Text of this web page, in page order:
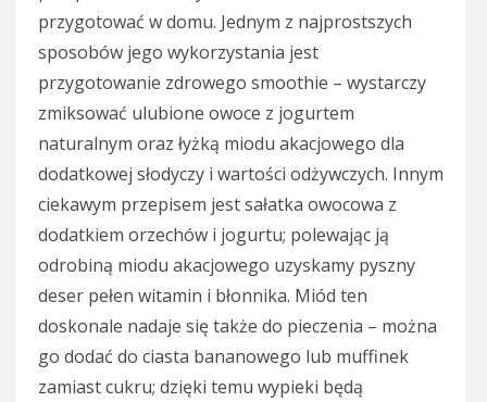
przygotować w domu. Jednym z najprostszych
sposobów jego wykorzystania jest
przygotowanie zdrowego smoothie – wystarczy
zmiksować ulubione owoce z jogurtem
naturalnym oraz łyżką miodu akacjowego dla
dodatkowej słodyczy i wartości odżywczych. Innym
ciekawym przepisem jest sałatka owocowa z
dodatkiem orzechów i jogurtu; polewając ją
odrobiną miodu akacjowego uzyskamy pyszny
deser pełen witamin i błonnika. Miód ten
doskonale nadaje się także do pieczenia – można
go dodać do ciasta bananowego lub muffinek
zamiast cukru; dzięki temu wypieki będą